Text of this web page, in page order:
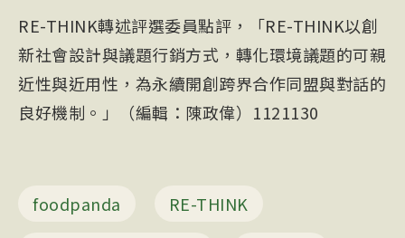
RE-THINK轉述評選委員點評，「RE-THINK以創
新社會設計與議題行銷方式，轉化環境議題的可親
近性與近用性，為永續開創跨界合作同盟與對話的
良好機制。」（編輯：陳政偉）1121130
foodpanda
RE-THINK